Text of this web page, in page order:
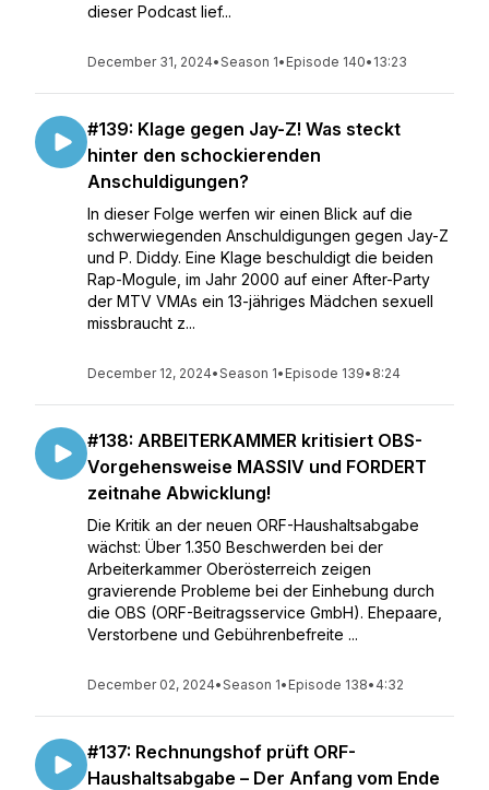
dieser Podcast lief...
December 31, 2024•Season 1• Episode 140• 13:23
#139: Klage gegen Jay-Z! Was steckt
hinter den schockierenden
Anschuldigungen?
In dieser Folge werfen wir einen Blick auf die
schwerwiegenden Anschuldigungen gegen Jay-Z
und P. Diddy. Eine Klage beschuldigt die beiden
Rap-Mogule, im Jahr 2000 auf einer After-Party
der MTV VMAs ein 13-jähriges Mädchen sexuell
missbraucht z...
December 12, 2024•Season 1• Episode 139• 8:24
#138: ARBEITERKAMMER kritisiert OBS-
Vorgehensweise MASSIV und FORDERT
zeitnahe Abwicklung!
Die Kritik an der neuen ORF-Haushaltsabgabe
wächst: Über 1.350 Beschwerden bei der
Arbeiterkammer Oberösterreich zeigen
gravierende Probleme bei der Einhebung durch
die OBS (ORF-Beitragsservice GmbH). Ehepaare,
Verstorbene und Gebührenbefreite ...
December 02, 2024•Season 1• Episode 138• 4:32
#137: Rechnungshof prüft ORF-
Haushaltsabgabe – Der Anfang vom Ende